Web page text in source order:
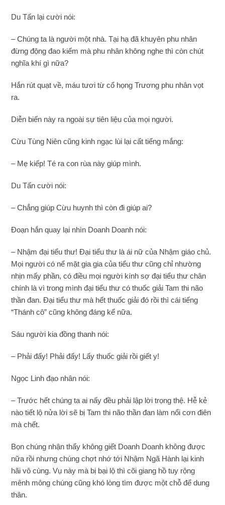
Du Tấn lại cười nói:
– Chúng ta là người một nhà. Tại hạ đã khuyên phu nhân
đừng động đao kiếm mà phu nhân không nghe thì còn chút
nghĩa khí gì nữa?
Hắn rút quạt về, máu tươi từ cổ họng Trương phu nhân vọt
ra.
Diễn biến này ra ngoài sự tiên liệu của mọi người.
Cừu Tùng Niên cũng kinh ngạc lùi lại cất tiếng mắng:
– Mẹ kiếp! Té ra con rùa này giúp mình.
Du Tấn cười nói:
– Chẳng giúp Cừu huynh thì còn đi giúp ai?
Đoạn hắn quay lại nhìn Doanh Doanh nói:
– Nhậm đại tiểu thư! Đại tiểu thư là ái nữ của Nhậm giáo chủ.
Mọi người có nể mặt gia gia của tiểu thư cũng chỉ nhường
nhịn mấy phần, có điều mọi người kính sợ đại tiểu thư chân
chính là vì trong mình đại tiểu thư có thuốc giải Tam thi não
thần đan. Đại tiểu thư mà hết thuốc giải đó rồi thì cái tiếng
“Thánh cô” cũng không đáng kể nữa.
Sáu người kia đồng thanh nói:
– Phải đấy! Phải đấy! Lấy thuốc giải rồi giết y!
Ngọc Linh đạo nhân nói:
– Trước hết chúng ta ai nấy đều phải lập lời trọng thệ. Hễ kẻ
nào tiết lộ nửa lời sẽ bị Tam thi não thần đan làm nổi cơn điên
mà chết.
Bọn chúng nhận thấy không giết Doanh Doanh không được
nữa rồi nhưng chúng chợt nhớ tới Nhậm Ngã Hành lại kinh
hãi vô cùng. Vụ này mà bị bại lộ thì cõi giang hồ tuy rộng
mênh mông chúng cũng khó lòng tìm được một chỗ để dung
thân.